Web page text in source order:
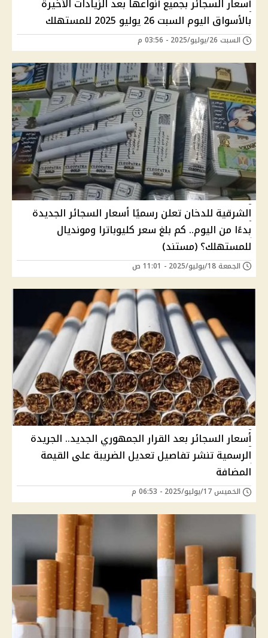
أسعار السجائر بجميع أنواعها بعد الزيادات الأخيرة
بالأسواق اليوم السبت 26 يوليو 2025 للمستهلك
السبت 26/يوليو/2025 - 03:56 م
الشرقية للدخان تعلن رسميًا أسعار السجائر الجديدة
بدءًا من اليوم.. كم بلغ سعر كليوباترا ومونديال
للمستهلك؟ (مستند)
الجمعة 18/يوليو/2025 - 11:01 ص
أسعار السجائر بعد القرار الجمهوري الجديد.. الجريدة
الرسمية تنشر تفاصيل تعديل الضريبة على القيمة
المضافة
الخميس 17/يوليو/2025 - 06:53 م